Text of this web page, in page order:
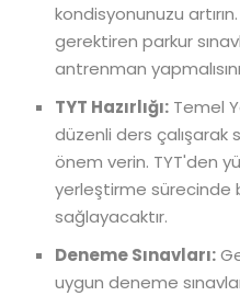
kondisyonunuzu artırın.
gerektiren parkur
antrenman
TYT Hazırlığı: Temel
düzenli ders çalışarak
önem verin. TYT'den
yerleştirme sürecinde
sağlayacaktır.
Deneme Sınavları:
uygun deneme